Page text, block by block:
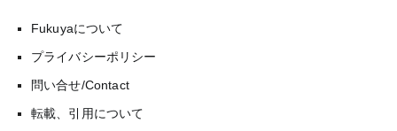
Fukuyaについて
プライバシーポリシー
問い合せ/Contact
転載、引用について